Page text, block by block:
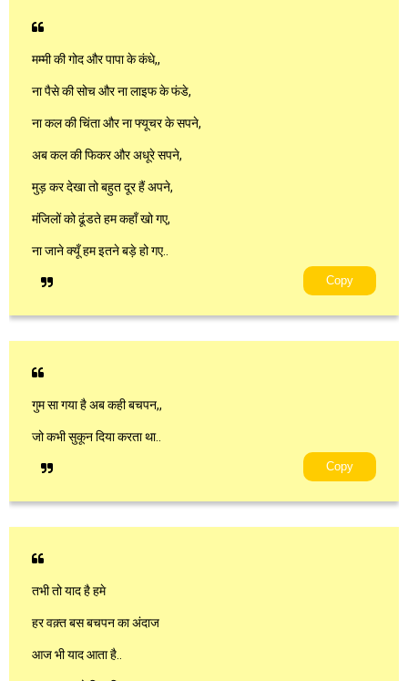
मम्‍मी की गोद और पापा के कंधे,,
ना पैसे की सोच और ना लाइफ के फंडे,
ना कल की चिंता और ना फ्यूचर के सपने,
अब कल की फिकर और अधूरे सपने,
मुड़ कर देखा तो बहुत दूर हैं अपने,
मंजिलों को ढूंडते हम कहॉं खो गए,
ना जाने क्‍यूँ हम इतने बड़े हो गए..
Copy
गुम सा गया है अब कही बचपन,,
जो कभी सुकून दिया करता था..
Copy
तभी तो याद है हमे
हर वक़्त बस बचपन का अंदाज
आज भी याद आता है..